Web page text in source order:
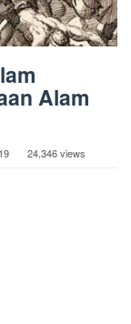
Alam
24,346 views